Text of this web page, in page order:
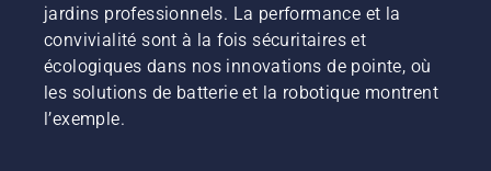
jardins professionnels. La performance et la
convivialité sont à la fois sécuritaires et
écologiques dans nos innovations de pointe, où
les solutions de batterie et la robotique montrent
l’exemple.